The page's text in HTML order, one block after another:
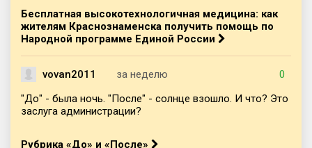
Бесплатная высокотехнологичная медицина: как
жителям Краснознаменска получить помощь по
Народной программе Единой России
vovan2011 за неделю
0
"До" - была ночь. "После" - солнце взошло. И что? Это
заслуга администрации?
Рубрика «До» и «После»